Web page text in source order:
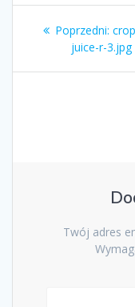
wpisu
Poprzedni:
wpis:
juice-r-3.jpg
Twój adres